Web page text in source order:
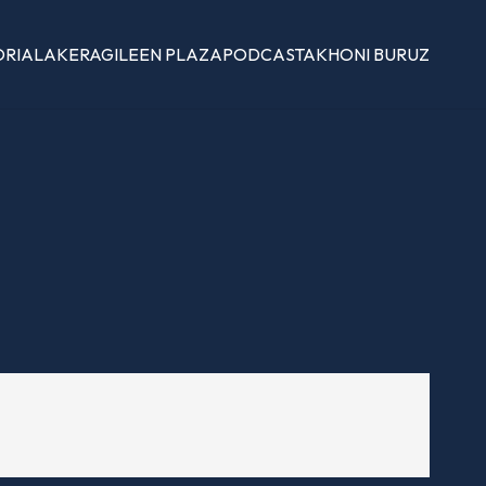
ERAGILEEN PLAZAPODCASTAKHONI BURUZ